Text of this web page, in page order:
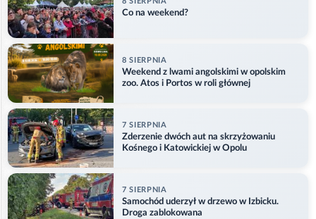
Co na weekend?
8 SIERPNIA
Weekend z lwami angolskimi w opolskim
zoo. Atos i Portos w roli głównej
7 SIERPNIA
Zderzenie dwóch aut na skrzyżowaniu
Kośnego i Katowickiej w Opolu
7 SIERPNIA
Samochód uderzył w drzewo w Izbicku.
Droga zablokowana